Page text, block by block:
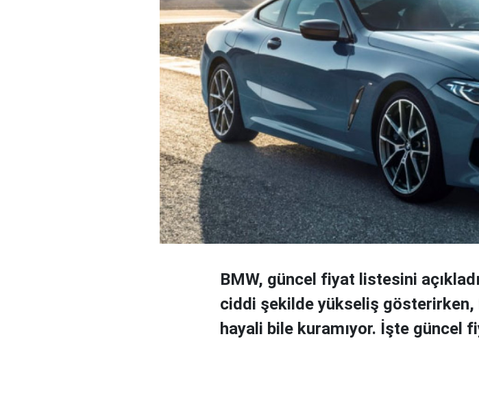
BMW, güncel fiyat listesini
ciddi şekilde yükseliş gösterirken,
hayali bile kuramıyor. İşte güncel